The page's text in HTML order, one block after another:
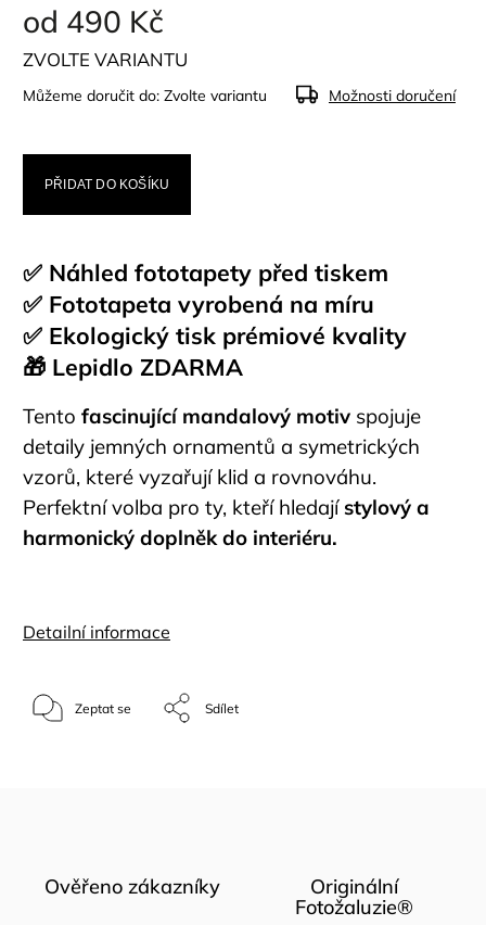
od 490 Kč
ZVOLTE VARIANTU
Můžeme doručit do: Zvolte variantu Možnosti doručení
PŘIDAT DO KOŠÍKU
✅ Náhled fototapety před tiskem
✅ Fototapeta vyrobená na míru
✅ Ekologický tisk prémiové kvality
🎁 Lepidlo ZDARMA
Tento fascinující mandalový motiv spojuje
detaily jemných ornamentů a symetrických
vzorů, které vyzařují klid a rovnováhu.
Perfektní volba pro ty, kteří hledají stylový a
harmonický doplněk do interiéru.
Detailní informace
Zeptat se Sdílet
Ověřeno zákazníky
Originální
Fotožaluzie®